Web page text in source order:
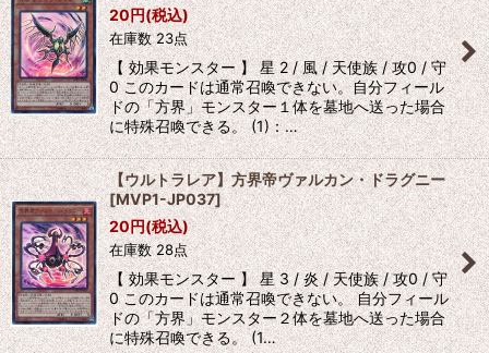
20円(税込)
在庫数 23点
【 効果モンスター 】 星 2 / 風 / 天使族 / 攻0 / 守
0 このカードは通常召喚できない。自分フィール
ドの「方界」モンスター１体を墓地へ送った場合
に特殊召喚できる。 (1)：…
【ウルトラレア】方界帝ヴァルカン・ドラグニー
[MVP1-JP037]
20円(税込)
在庫数 28点
【 効果モンスター 】 星 3 / 炎 / 天使族 / 攻0 / 守
0 このカードは通常召喚できない。 自分フィール
ドの「方界」モンスター２体を墓地へ送った場合
に特殊召喚できる。 (1…